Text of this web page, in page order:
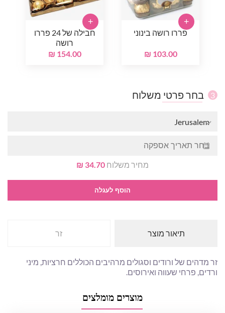
פררו רושה בינוני
103.00 ₪
+
חבילה של 24 פררו
רושה
154.00 ₪
+
3 בחר פרטי משלוח
Jerusalem
מחיר משלוח 34.70 ₪
הוסף לעגלה
תיאור מוצר זר
זר מדהים של ורודים וסגולים מרהיבים הכוללים חרציות, מיני
ורדים, פרחי שעווה ואירוסים.
מוצרים מומלצים